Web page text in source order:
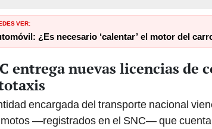
VER:
¿Es necesario ‘calentar’ el motor del
entrega nuevas licencias de
encargada del transporte nacional
—registrados en el SNC— que